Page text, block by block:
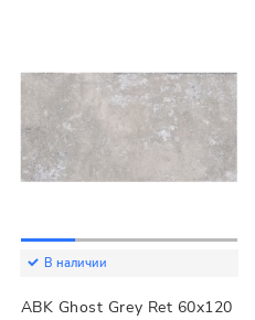
В наличии
ABK Ghost Grey Ret 60x120